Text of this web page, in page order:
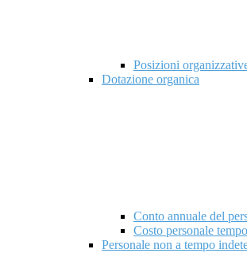
Posizioni
Dotazione organica
Conto annuale del
Costo personale
Personale non a tempo